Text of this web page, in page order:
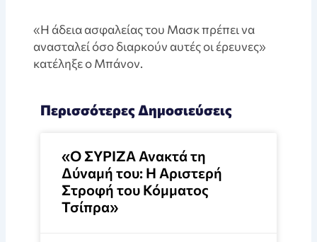
«Η άδεια ασφαλείας του Μασκ πρέπει να
ανασταλεί όσο διαρκούν αυτές οι έρευνες»
κατέληξε ο Μπάνον.
Περισσότερες Δημοσιεύσεις
«Ο ΣΥΡΙΖΑ Ανακτά τη
Δύναμή του: Η Αριστερή
Στροφή του Κόμματος
Τσίπρα»